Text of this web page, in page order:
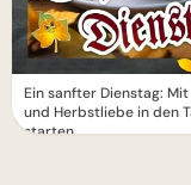
Ein sanfter Dienstag:
und Herbstliebe in den
starten